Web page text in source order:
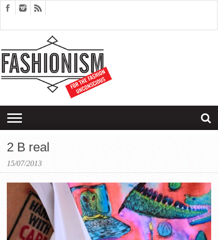
EDITORIALS
COUPLES
THERAPY
SARTORIAGRAM
2 B real
15/07/2013